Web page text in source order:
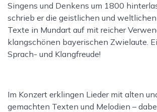
Singens und Denkens um 1800
schrieb er die geistlichen und
Texte in Mundart auf mit reicher
klangschönen bayerischen Zwielaute.
Sprach- und Klangfreude!
Im Konzert erklingen Lieder mit alten
gemachten Texten und Melodien –